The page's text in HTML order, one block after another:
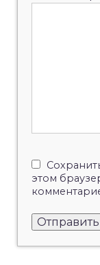
этом